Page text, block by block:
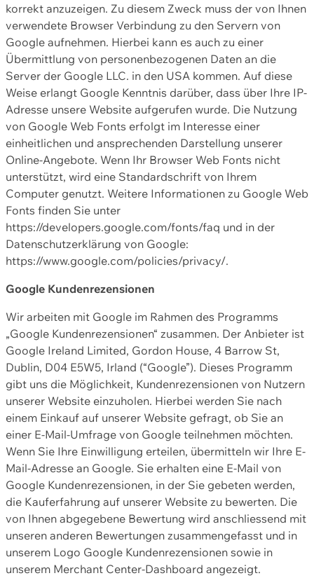
korrekt anzuzeigen. Zu diesem Zweck muss der von Ihnen
verwendete Browser Verbindung zu den Servern von
Google aufnehmen. Hierbei kann es auch zu einer
Übermittlung von personenbezogenen Daten an die
Server der Google LLC. in den USA kommen. Auf diese
Weise erlangt Google Kenntnis darüber, dass über Ihre IP-
Adresse unsere Website aufgerufen wurde. Die Nutzung
von Google Web Fonts erfolgt im Interesse einer
einheitlichen und ansprechenden Darstellung unserer
Online-Angebote. Wenn Ihr Browser Web Fonts nicht
unterstützt, wird eine Standardschrift von Ihrem
Computer genutzt. Weitere Informationen zu Google Web
Fonts finden Sie unter
https://developers.google.com/fonts/faq und in der
Datenschutzerklärung von Google:
https://www.google.com/policies/privacy/.
Google Kundenrezensionen
Wir arbeiten mit Google im Rahmen des Programms
„Google Kundenrezensionen“ zusammen. Der Anbieter ist
Google Ireland Limited, Gordon House, 4 Barrow St,
Dublin, D04 E5W5, Irland (“Google”). Dieses Programm
gibt uns die Möglichkeit, Kundenrezensionen von Nutzern
unserer Website einzuholen. Hierbei werden Sie nach
einem Einkauf auf unserer Website gefragt, ob Sie an
einer E-Mail-Umfrage von Google teilnehmen möchten.
Wenn Sie Ihre Einwilligung erteilen, übermitteln wir Ihre E-
Mail-Adresse an Google. Sie erhalten eine E-Mail von
Google Kundenrezensionen, in der Sie gebeten werden,
die Kauferfahrung auf unserer Website zu bewerten. Die
von Ihnen abgegebene Bewertung wird anschliessend mit
unseren anderen Bewertungen zusammengefasst und in
unserem Logo Google Kundenrezensionen sowie in
unserem Merchant Center-Dashboard angezeigt.